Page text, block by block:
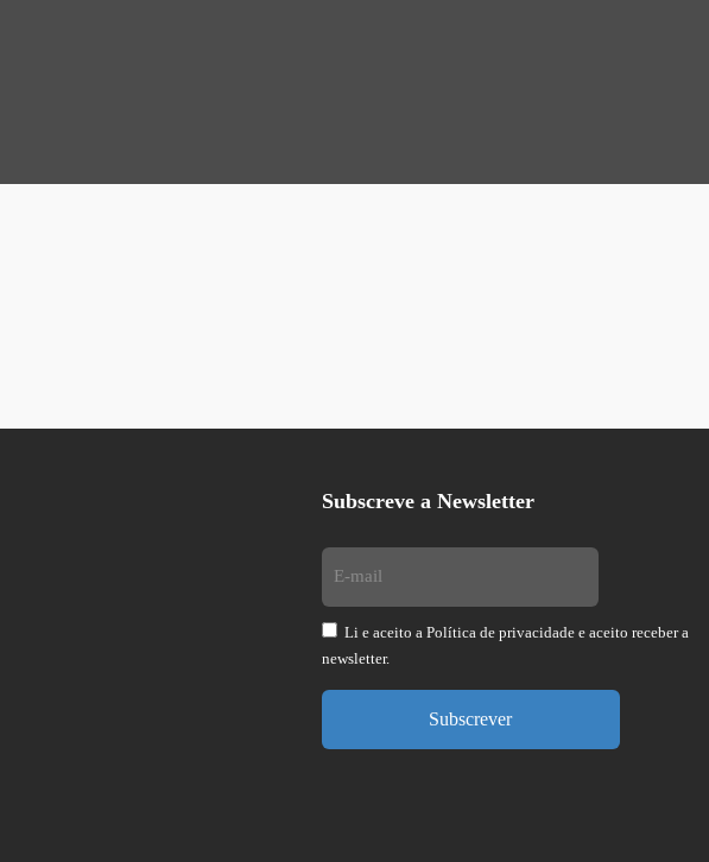
Subscreve a Newsletter
Li e aceito a Política de privacidadee aceito receber a
newsletter.
Subscrever